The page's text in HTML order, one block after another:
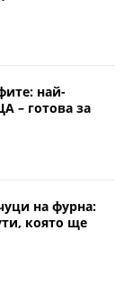
най-
– готова за
на фурна:
която ще